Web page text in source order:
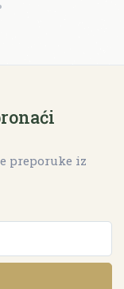
preporuke iz